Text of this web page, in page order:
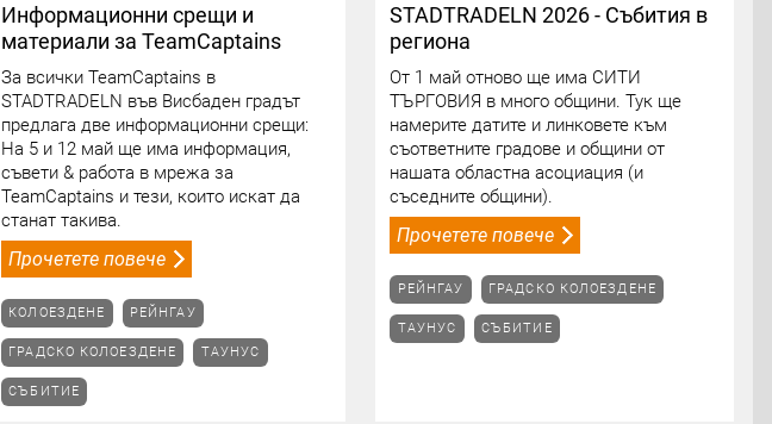
Информационни срещи и
материали за TeamCaptains
За всички TeamCaptains в
STADTRADELN във Висбаден градът
предлага две информационни срещи:
На 5 и 12 май ще има информация,
съвети & работа в мрежа за
TeamCaptains и тези, които искат да
станат такива.
Прочетете повече
КОЛОЕЗДЕНЕ РЕЙНГАУ
ГРАДСКО КОЛОЕЗДЕНЕ ТАУНУС
СЪБИТИЕ
STADTRADELN 2026 - Събития в
региона
От 1 май отново ще има СИТИ
ТЪРГОВИЯ в много общини. Тук ще
намерите датите и линковете към
съответните градове и общини от
нашата областна асоциация (и
съседните общини).
Прочетете повече
РЕЙНГАУ ГРАДСКО КОЛОЕЗДЕНЕ
ТАУНУС СЪБИТИЕ